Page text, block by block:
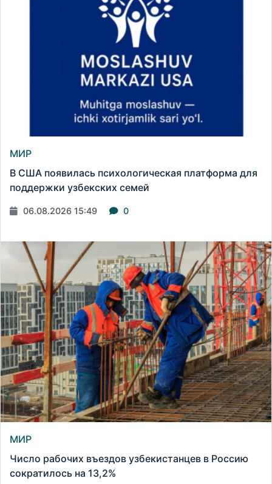
МИР
В США появилась психологическая платформа для
поддержки узбекских семей
06.08.2026 15:49 0
МИР
Число рабочих въездов узбекистанцев в Россию
сократилось на 13,2%